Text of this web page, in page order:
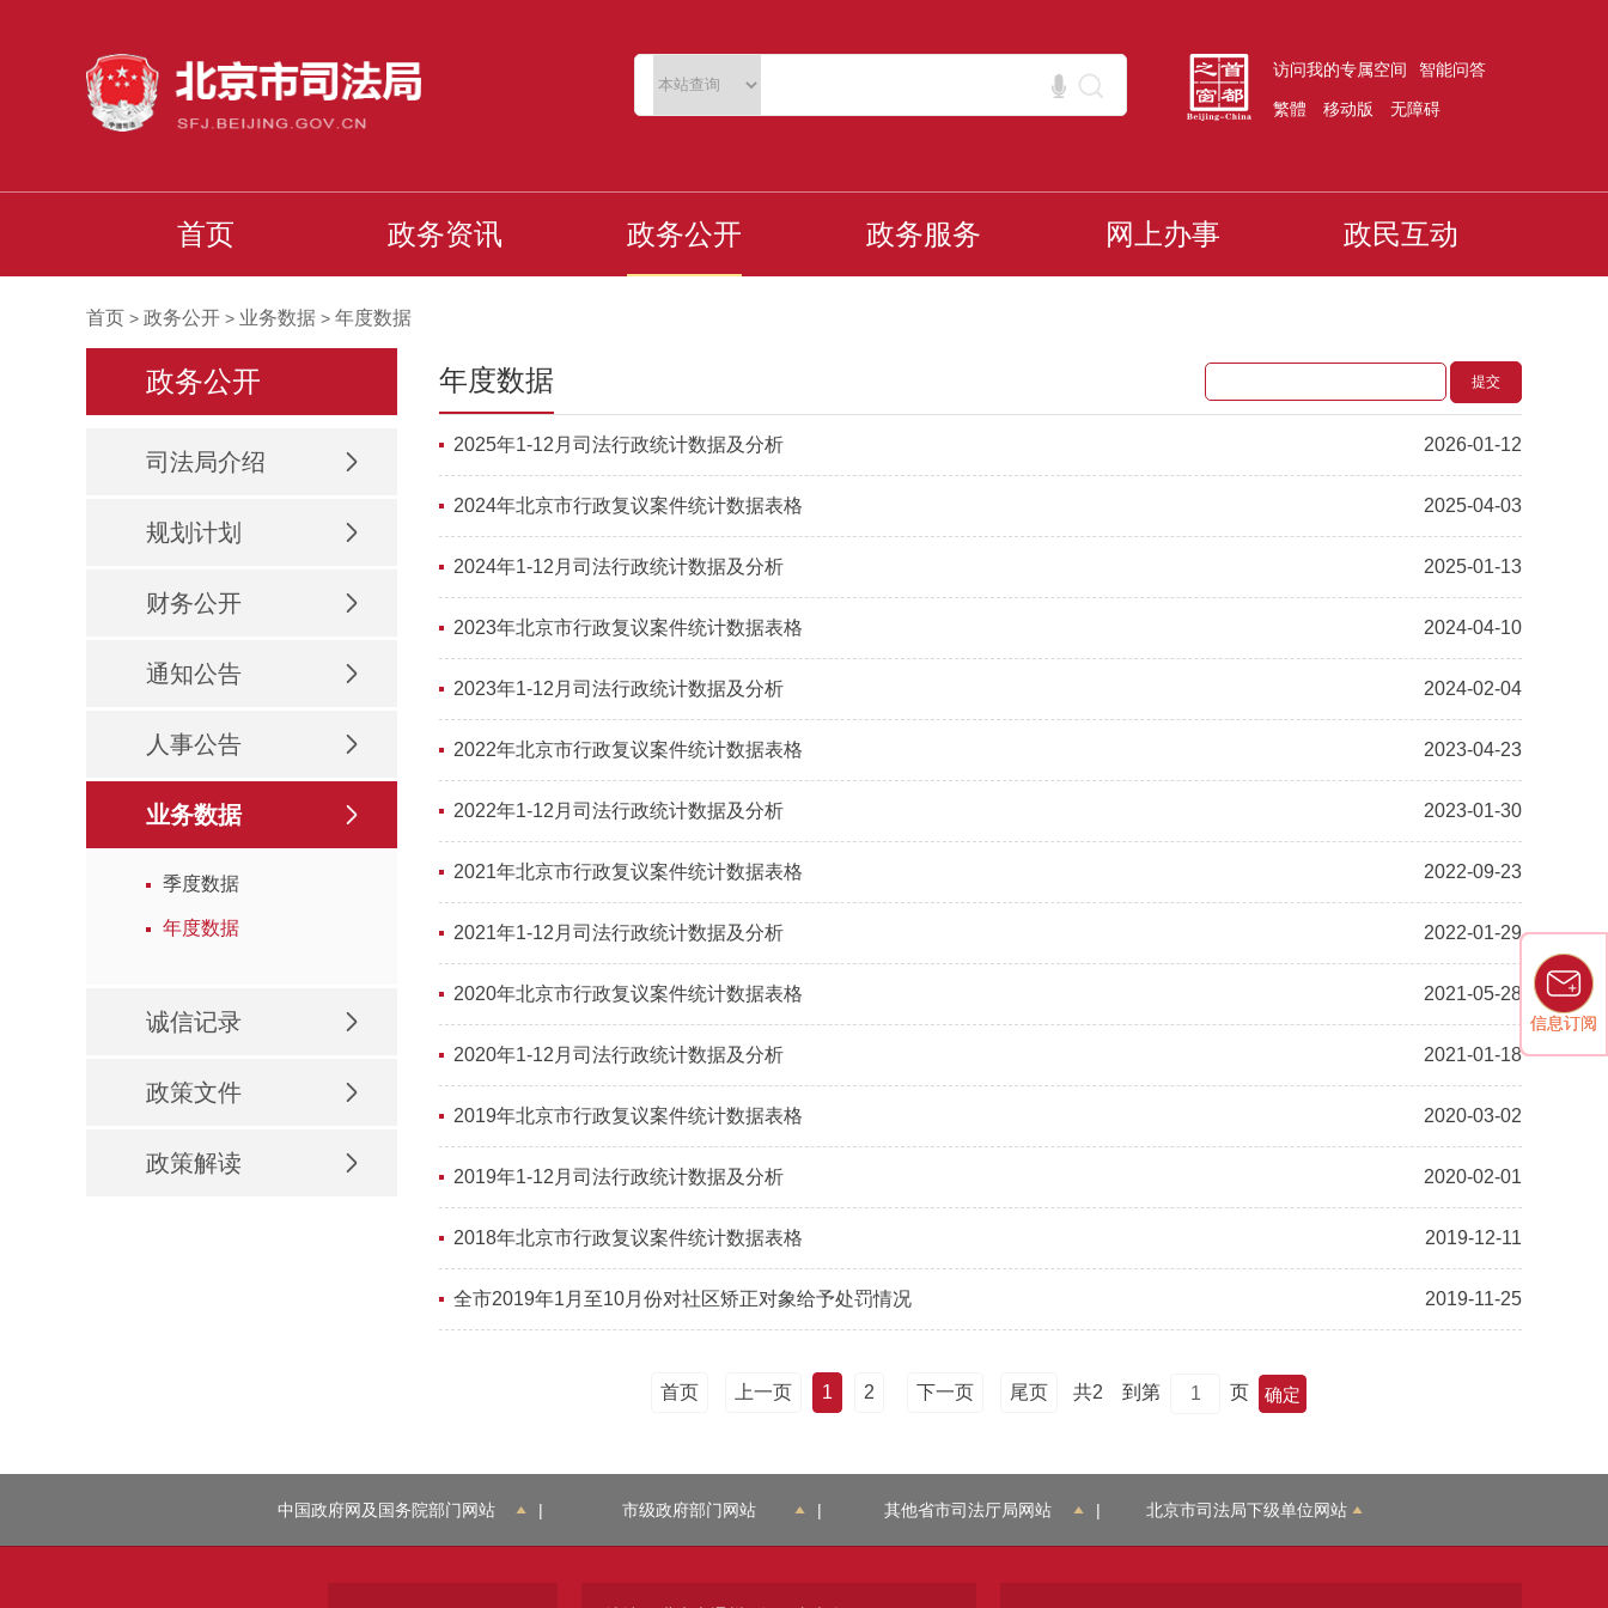
访问我的专属空间 智能问答
繁體 移动版 无障碍
首页 政务资讯 政务公开 政务服务 网上办事 政民互动
信息订阅
信息订阅
首页 > 政务公开 > 业务数据 > 年度数据
政务公开
司法局介绍
规划计划
财务公开
通知公告
人事公告
业务数据
季度数据
年度数据
诚信记录
政策文件
政策解读
年度数据
2025年1-12月司法行政统计数据及分析 2026-01-12
2024年北京市行政复议案件统计数据表格 2025-04-03
2024年1-12月司法行政统计数据及分析 2025-01-13
2023年北京市行政复议案件统计数据表格 2024-04-10
2023年1-12月司法行政统计数据及分析 2024-02-04
2022年北京市行政复议案件统计数据表格 2023-04-23
2022年1-12月司法行政统计数据及分析 2023-01-30
2021年北京市行政复议案件统计数据表格 2022-09-23
2021年1-12月司法行政统计数据及分析 2022-01-29
2020年北京市行政复议案件统计数据表格 2021-05-28
2020年1-12月司法行政统计数据及分析 2021-01-18
2019年北京市行政复议案件统计数据表格 2020-03-02
2019年1-12月司法行政统计数据及分析 2020-02-01
2018年北京市行政复议案件统计数据表格 2019-12-11
全市2019年1月至10月份对社区矫正对象给予处罚情况 2019-11-25
首页 上一页 1 2 下一页 尾页 共2 到第 页
中国政府网及国务院部门网站 | 市级政府部门网站 | 其他省市司法厅局网站 | 北京市司法局下级单位网站